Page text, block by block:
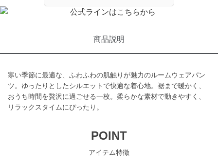
商品説明
寒い季節に最適な、ふわふわの肌触りが魅力のルームウェアパン
ツ。ゆったりとしたシルエットで快適な着心地。裾まで暖かく、
おうち時間を贅沢に過ごせる一枚。柔らかな素材で動きやすく、
リラックスタイムにぴったり。
POINT
アイテム特徴